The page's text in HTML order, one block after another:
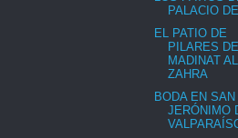
PALACIO
EL PATIO DE
PILARES DE
MADINAT
ZAHRA
BODA EN SAN
JERÓNIMO